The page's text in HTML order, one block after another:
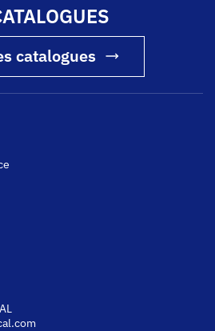
catalogues